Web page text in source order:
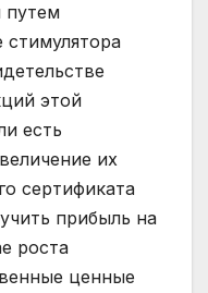
путем
стимулятора
этой
есть
их
сертификата
прибыль на
роста
ценные